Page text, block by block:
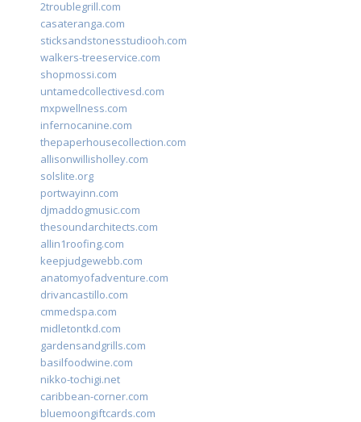
2troublegrill.com
casateranga.com
sticksandstonesstudiooh.com
walkers-treeservice.com
shopmossi.com
untamedcollectivesd.com
mxpwellness.com
infernocanine.com
thepaperhousecollection.com
allisonwillisholley.com
solslite.org
portwayinn.com
djmaddogmusic.com
thesoundarchitects.com
allin1roofing.com
keepjudgewebb.com
anatomyofadventure.com
drivancastillo.com
cmmedspa.com
midletontkd.com
gardensandgrills.com
basilfoodwine.com
nikko-tochigi.net
caribbean-corner.com
bluemoongiftcards.com